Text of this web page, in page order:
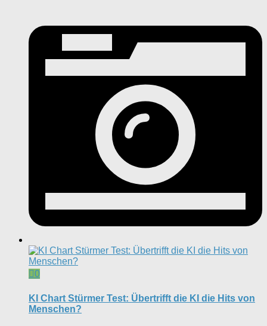
0
KI Chart Stürmer Test: Übertrifft die KI die Hits von
Menschen?